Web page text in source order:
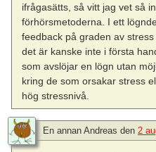
ifrågasätts, så vitt jag vet så
förhörsmetoderna. I ett
feedback på graden av
det är kanske inte i första
som avslöjar en lögn utan
kring de som orsakar stress
hög stressnivå.
En annan Andreas den 2